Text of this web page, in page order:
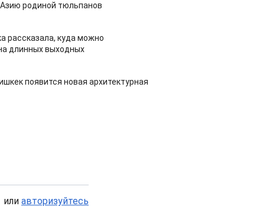
родиной тюльпанов
рассказала, куда можно
длинных выходных
появится новая архитектурная
или авторизуйтесь